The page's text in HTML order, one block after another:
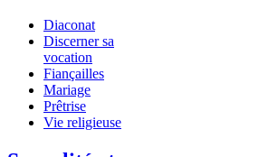
Diaconat
Discerner sa
vocation
Fiançailles
Mariage
Prêtrise
Vie religieuse